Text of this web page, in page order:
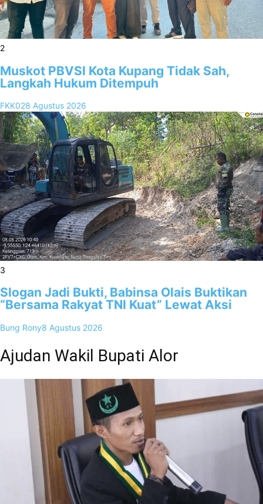
2
Muskot PBVSI Kota Kupang Tidak Sah,
Langkah Hukum Ditempuh
FKK028 Agustus 2026
3
Slogan Jadi Bukti, Babinsa Olais Buktikan
“Bersama Rakyat TNI Kuat” Lewat Aksi
Bung Rony8 Agustus 2026
Ajudan Wakil Bupati Alor